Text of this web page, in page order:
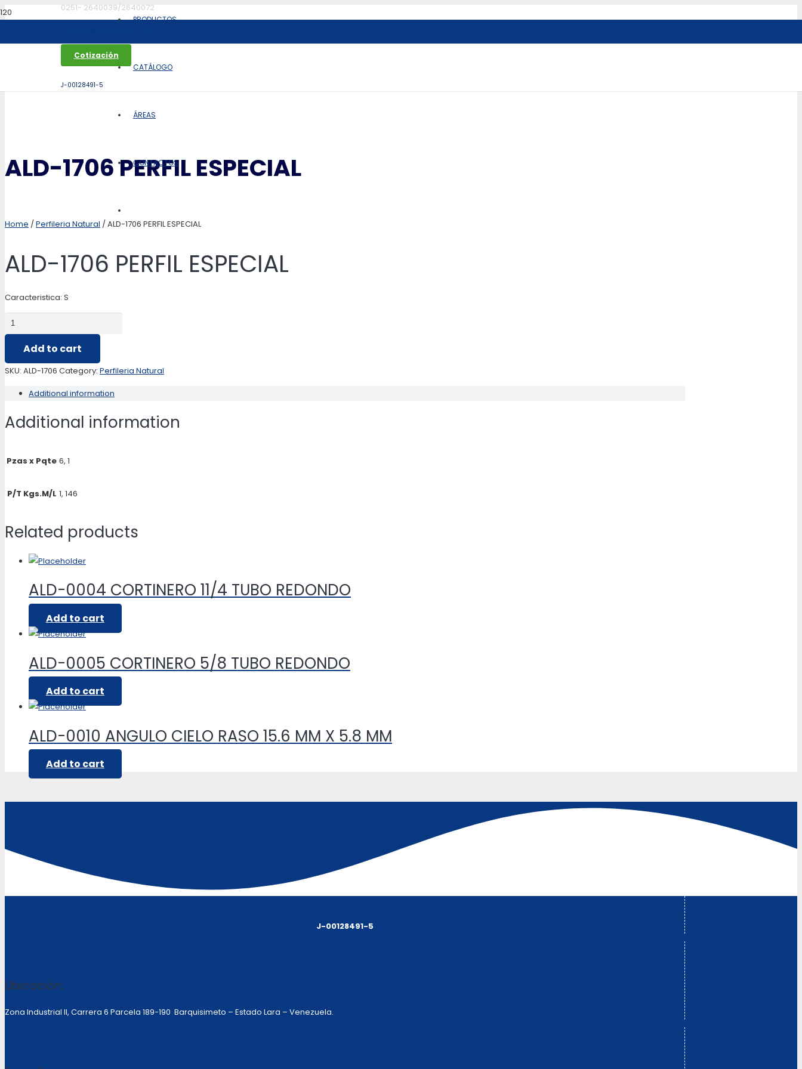
0251- 2640039/2640072
Cotización
J-00128491-5
PRODUCTOS
CATÁLOGO
ÁREAS
CONTACTOS
ALD-1706 PERFIL ESPECIAL
Home /Perfileria Natural / ALD-1706 PERFIL ESPECIAL
ALD-1706 PERFIL ESPECIAL
Caracteristica: S
ALD-
1706
PERFIL
ESPECIAL
Add to cart
SKU: ALD-1706 Category: Perfileria Natural
Additional information
Additional information
Pzas x Pqte 6, 1
P/T Kgs.M/L 1, 146
Related products
ALD-0004 CORTINERO 11/4 TUBO REDONDO
Add to cart
ALD-0005 CORTINERO 5/8 TUBO REDONDO
Add to cart
ALD-0010 ANGULO CIELO RASO 15.6 MM X 5.8 MM
Add to cart
J-00128491-5
Ubicación:
Zona Industrial II, Carrera 6 Parcela 189-190 Barquisimeto – Estado Lara – Venezuela.